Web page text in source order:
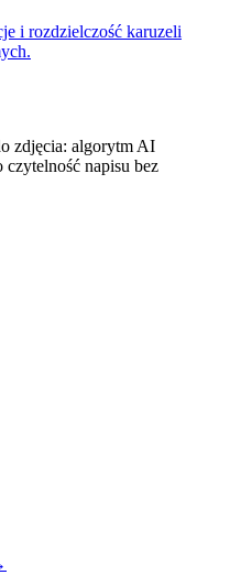
i rozdzielczość karuzeli
zdjęcia: algorytm AI
napisu bez